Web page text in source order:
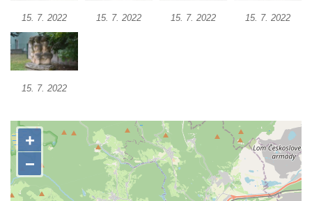
Socha Volavka v ZOO Hluboká
Flamingo trůn v ZOO Hluboká
Lavička Kůň Převalského v ZOO Hluboká
Socha Opičákovník v ZOO Hluboká
Socha Roháč v ZOO Hluboká
Socha Mystik v ZOO Hluboká
15. 7. 2022 15. 7. 2022 15. 7. 2022 15. 7. 2022
15. 7. 2022